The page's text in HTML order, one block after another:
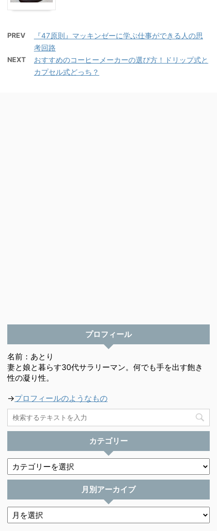
PREV
『47原則』マッキンゼーに学ぶ仕事ができる人の思
考回路
NEXT
おすすめのコーヒーメーカーの選び方！ドリップ式と
カプセル式どっち？
プロフィール
名前：あとり
妻と娘と暮らす30代サラリーマン。何でも手を出す飽き
性の凝り性。
→プロフィールのようなもの
カテゴリー
月別アーカイブ